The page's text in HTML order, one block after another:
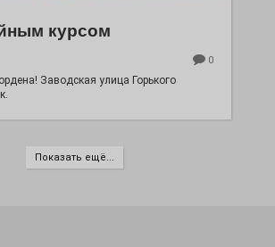
курсом
0
Заводская улица Горького
Показать ещё...